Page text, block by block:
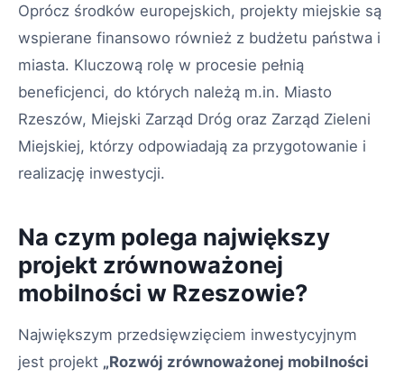
Oprócz środków europejskich, projekty miejskie są
wspierane finansowo również z budżetu państwa i
miasta. Kluczową rolę w procesie pełnią
beneficjenci, do których należą m.in. Miasto
Rzeszów, Miejski Zarząd Dróg oraz Zarząd Zieleni
Miejskiej, którzy odpowiadają za przygotowanie i
realizację inwestycji.
Na czym polega największy
projekt zrównoważonej
mobilności w Rzeszowie?
Największym przedsięwzięciem inwestycyjnym
jest projekt „Rozwój zrównoważonej mobilności